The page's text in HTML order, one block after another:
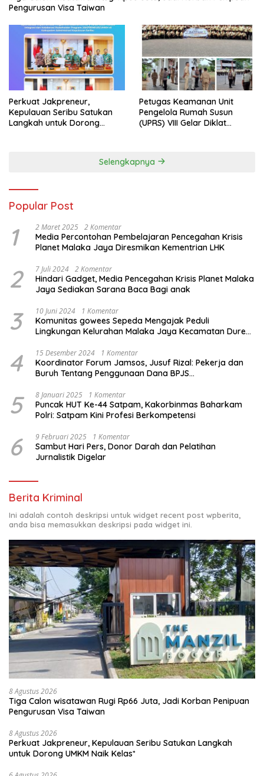
Pengurusan Visa Taiwan
Perkuat Jakpreneur,
Kepulauan Seribu Satukan
Langkah untuk Dorong
Petugas Keamanan Unit
Pengelola Rumah Susun
(UPRS) VIII Gelar Diklat
Bhabinkamtibmas Polda
Selengkapnya
Popular Post
1 2 Maret 2025 2 Komentar
Media Percontohan Pembelajaran Pencegahan Krisis
Planet Malaka Jaya Diresmikan Kementrian LHK
2 7 Juli 2024 2 Komentar
Hindari Gadget, Media Pencegahan Krisis Planet Malaka
Jaya Sediakan Sarana Baca Bagi anak
3 10 Juni 2024 1 Komentar
Komunitas gowees Sepeda Mengajak Peduli
Lingkungan Kelurahan Malaka Jaya Kecamatan Duren
4 15 Desember 2024 1 Komentar
Koordinator Forum Jamsos, Jusuf Rizal: Pekerja dan
Buruh Tentang Penggunaan Dana BPJS
5 8 Januari 2025 1 Komentar
Puncak HUT Ke-44 Satpam, Kakorbinmas Baharkam
Polri: Satpam Kini Profesi Berkompetensi
6 9 Februari 2025 1 Komentar
Sambut Hari Pers, Donor Darah dan Pelatihan
Jurnalistik Digelar
Berita Kriminal
Ini adalah contoh deskripsi untuk widget recent post wpberita,
anda bisa memasukkan deskripsi pada widget ini.
8 Agustus 2026
Tiga Calon wisatawan Rugi Rp66 Juta, Jadi Korban Penipuan
Pengurusan Visa Taiwan
8 Agustus 2026
Perkuat Jakpreneur, Kepulauan Seribu Satukan Langkah
untuk Dorong UMKM Naik Kelas*